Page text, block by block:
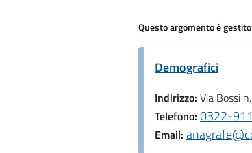
Questo argomento è
Demografici
Indirizzo: Via Bossi
Telefono: 0322-
Email: